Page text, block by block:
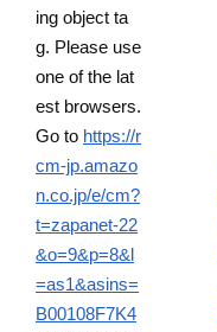
ing object ta
g. Please use
one of the lat
est browsers.
Go to https://r
cm-jp.amazo
n.co.jp/e/cm?
t=zapanet-22
&o=9&p=8&l
=as1&asins=
B00108F7K4